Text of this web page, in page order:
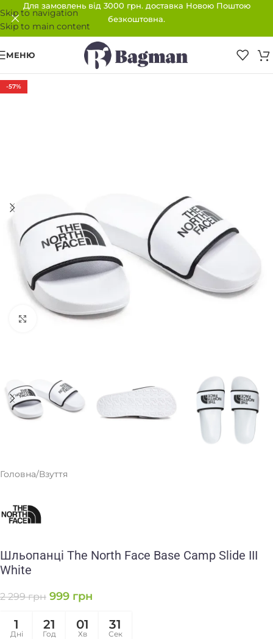
Skip to navigation
Skip to main content
Для замовлень від 3000 грн. доставка Новою Поштою
безкоштовна.
МЕНЮ
-57%
Клацніть, щоб збільшити
Головна/Взуття
Шльопанці The North Face Base Camp Slide III
White
2 299грн 999 грн
1
Дні
21
Год
01
Хв
31
Сек